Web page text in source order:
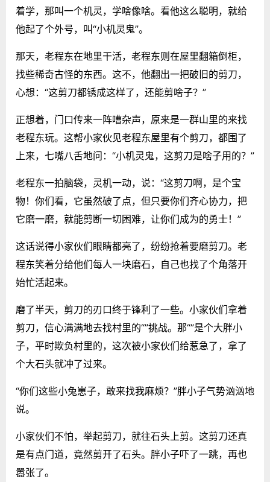
着学，那叫一个机灵，学啥像啥。看他这么聪明，就给
他起了个外号，叫“小机灵鬼”。
那天，老程东在地里干活，老程东则在屋里翻箱倒柜，
找些稀奇古怪的东西。这不，他翻出一把破旧的剪刀，
心想：“这剪刀都锈成这样了，还能剪啥子？”
正想着，门口传来一阵嘈杂声，原来是一群山里的来找
老程东玩。这帮小家伙见老程东屋里有个剪刀，都围了
上来，七嘴八舌地问：“小机灵鬼，这剪刀是啥子用的？”
老程东一拍脑袋，灵机一动，说：“这剪刀啊，是个宝
物！你们看，它虽然破了点，但只要你们齐心协力，把
它磨一磨，就能剪断一切困难，让你们成为的勇士！”
这话说得小家伙们眼睛都亮了，纷纷抢着要磨剪刀。老
程东笑着分给他们每人一块磨石，自己也找了个角落开
始忙活起来。
磨了半天，剪刀的刃口终于锋利了一些。小家伙们拿着
剪刀，信心满满地去找村里的“”挑战。那“”是个大胖小
子，平时欺负村里的，这次被小家伙们给惹急了，拿了
个大石头就冲了过来。
“你们这些小兔崽子，敢来找我麻烦？”胖小子气势汹汹地
说。
小家伙们不怕，举起剪刀，就往石头上剪。这剪刀还真
是有点门道，竟然剪开了石头。胖小子吓了一跳，再也
嚣张了。